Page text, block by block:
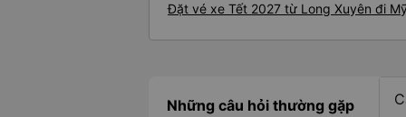
Đặt vé xe Tết 2027 từ Long Xuyên đi
Những câu hỏi thường gặp